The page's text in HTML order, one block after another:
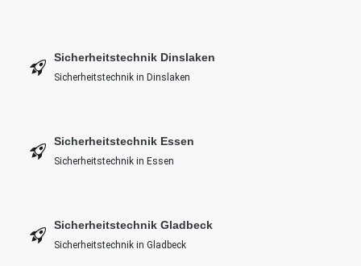
Sicherheitstechnik Dinslaken
Sicherheitstechnik in Dinslaken
Sicherheitstechnik Essen
Sicherheitstechnik in Essen
Sicherheitstechnik Gladbeck
Sicherheitstechnik in Gladbeck